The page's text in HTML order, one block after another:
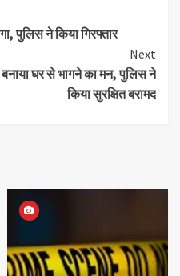
पुलिस ने किया गिरफ्तार
Next
घर से भागने का मन, पुलिस ने
किया सुरक्षित बरामद